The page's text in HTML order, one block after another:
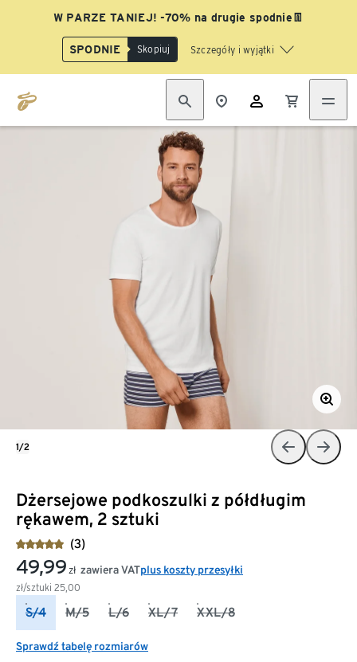
W PARZE TANIEJ! -70% na drugie spodnie👖
SPODNIE Skopiuj Szczegóły i wyjątki
Dżersejowe podkoszulki z półdługim
rękawem, 2 sztuki
(3)
49,99 zł
zł/sztuki 25,00
zawiera VATplus koszty przesyłki
S/4 M/5 L/6 XL/7 XXL/8
Sprawdź tabelę rozmiarów
1/2